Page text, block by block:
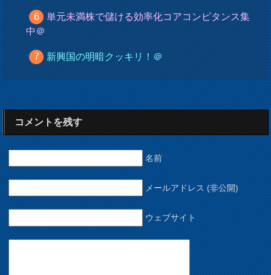
単元未満株で儲ける効率化コアコンピタンス集
中＠
新興国の明暗クッキリ！＠
コメントを残す
名前
メールアドレス (非公開)
ウェブサイト